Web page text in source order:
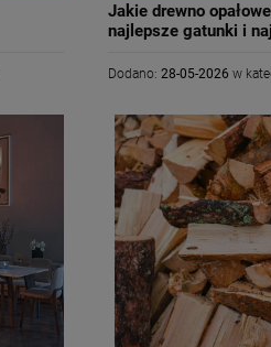
Jakie drewno
najlepsze gatunki i
Dodano: 28-05-2026 w